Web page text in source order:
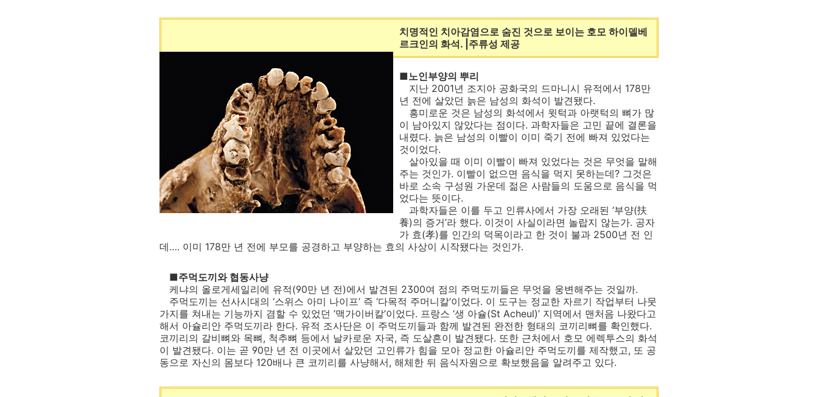
치명적인 치아감염으로 숨진 것으로 보이는 호모 하이델베
르크인의 화석. |주류성 제공
■노인부양의 뿌리
지난 2001년 조지아 공화국의 드마니시 유적에서 178만
년 전에 살았던 늙은 남성의 화석이 발견됐다.
흥미로운 것은 남성의 화석에서 윗턱과 아랫턱의 뼈가 많
이 남아있지 않았다는 점이다. 과학자들은 고민 끝에 결론을
내렸다. 늙은 남성의 이빨이 이미 죽기 전에 빠져 있었다는
것이었다.
살아있을 때 이미 이빨이 빠져 있었다는 것은 무엇을 말해
주는 것인가. 이빨이 없으면 음식을 먹지 못하는데? 그것은
바로 소속 구성원 가운데 젊은 사람들의 도움으로 음식을 먹
었다는 뜻이다.
과학자들은 이를 두고 인류사에서 가장 오래된 ‘부양(扶
養)의 증거’라 했다. 이것이 사실이라면 놀랍지 않는가. 공자
가 효(孝)를 인간의 덕목이라고 한 것이 불과 2500년 전 인
데…. 이미 178만 년 전에 부모를 공경하고 부양하는 효의 사상이 시작됐다는 것인가.
■주먹도끼와 협동사냥
케냐의 올로게세일리에 유적(90만 년 전)에서 발견된 2300여 점의 주먹도끼들은 무엇을 웅변해주는 것일까.
주먹도끼는 선사시대의 ‘스위스 아미 나이프’ 즉 ‘다목적 주머니칼’이었다. 이 도구는 정교한 자르기 작업부터 나뭇
가지를 쳐내는 기능까지 겸할 수 있었던 ‘맥가이버칼’이었다. 프랑스 ‘생 아슐(St Acheul)’ 지역에서 맨처음 나왔다고
해서 아슐리안 주먹도끼라 한다. 유적 조사단은 이 주먹도끼들과 함께 발견된 완전한 형태의 코끼리뼈를 확인했다.
코끼리의 갈비뼈와 목뼈, 척추뼈 등에서 날카로운 자국, 즉 도살흔이 발견됐다. 또한 근처에서 호모 에렉투스의 화석
이 발견됐다. 이는 곧 90만 년 전 이곳에서 살았던 고인류가 힘을 모아 정교한 아슐리안 주먹도끼를 제작했고, 또 공
동으로 자신의 몸보다 120배나 큰 코끼리를 사냥해서, 해체한 뒤 음식자원으로 확보했음을 알려주고 있다.